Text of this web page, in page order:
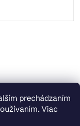
prechádzaním
Viac
Pracovné dni od
+421 914 399 399